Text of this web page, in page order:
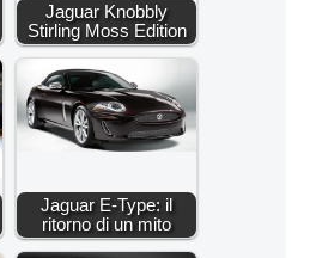
Jaguar Knobbly
Stirling Moss Edition
Jaguar E-Type: il
ritorno di un mito